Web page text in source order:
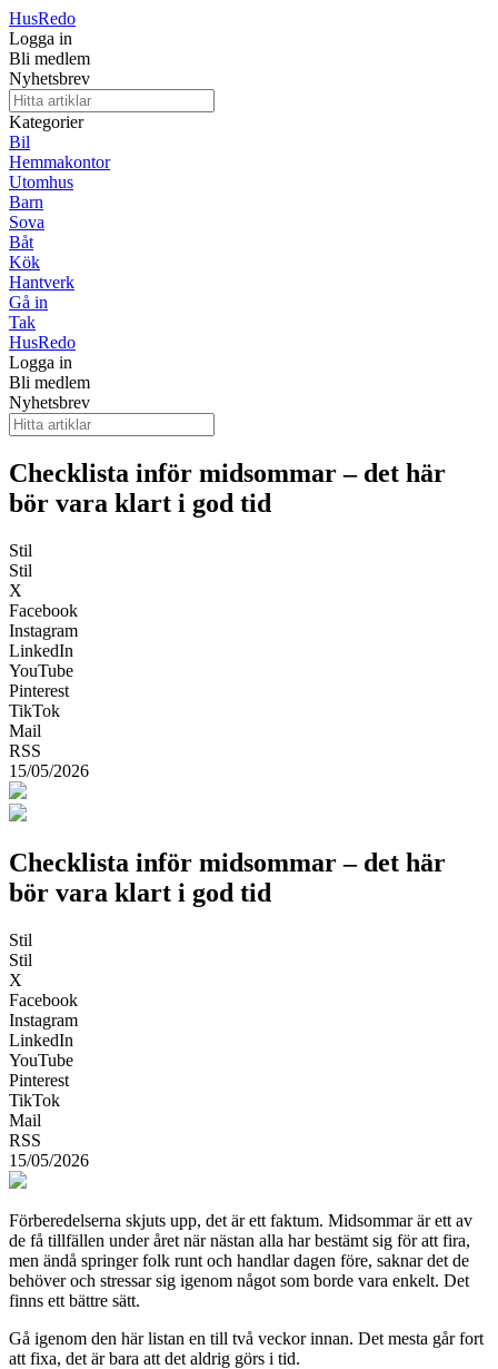
HusRedo
Logga in
Bli medlem
Nyhetsbrev
Kategorier
Bil
Hemmakontor
Utomhus
Barn
Sova
Båt
Kök
Hantverk
Gå in
Tak
HusRedo
Logga in
Bli medlem
Nyhetsbrev
Checklista inför midsommar – det här
bör vara klart i god tid
Stil
Stil
X
Facebook
Instagram
LinkedIn
YouTube
Pinterest
TikTok
Mail
RSS
15/05/2026
Checklista inför midsommar – det här
bör vara klart i god tid
Stil
Stil
X
Facebook
Instagram
LinkedIn
YouTube
Pinterest
TikTok
Mail
RSS
15/05/2026
Förberedelserna skjuts upp, det är ett faktum. Midsommar är ett av
de få tillfällen under året när nästan alla har bestämt sig för att fira,
men ändå springer folk runt och handlar dagen före, saknar det de
behöver och stressar sig igenom något som borde vara enkelt. Det
finns ett bättre sätt.
Gå igenom den här listan en till två veckor innan. Det mesta går fort
att fixa, det är bara att det aldrig görs i tid.